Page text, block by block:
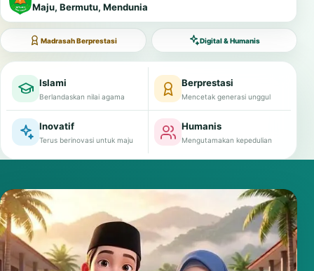
Maju, Bermutu, Mendunia
Madrasah Berprestasi Digital & Humanis
Islami
Berlandaskan nilai agama
Berprestasi
Mencetak generasi unggul
Inovatif
Terus berinovasi untuk maju
Humanis
Mengutamakan kepedulian